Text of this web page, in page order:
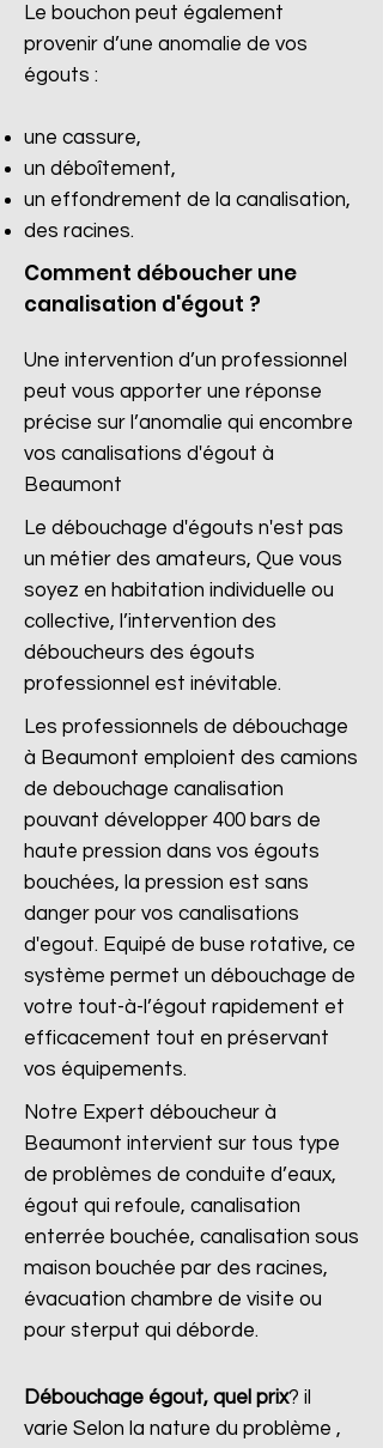
Le bouchon peut également
provenir d’une anomalie de vos
égouts :
une cassure,
un déboîtement,
un effondrement de la canalisation,
des racines.​
Comment déboucher une
canalisation d'égout ?
Une intervention d’un professionnel
peut vous apporter une réponse
précise sur l’anomalie qui encombre
vos canalisations d'égout à
Beaumont
Le débouchage d'égouts n'est pas
un métier des amateurs, Que vous
soyez en habitation individuelle ou
collective, l’intervention des
déboucheurs des égouts
professionnel est inévitable.
Les professionnels de débouchage
à Beaumont emploient des camions
de debouchage canalisation
pouvant développer 400 bars de
haute pression dans vos égouts
bouchées, la pression est sans
danger pour vos canalisations
d'egout. Equipé de buse rotative, ce
système permet un débouchage de
votre tout-à-l’égout rapidement et
efficacement tout en préservant
vos équipements.
Notre Expert déboucheur à
Beaumont intervient sur tous type
de problèmes de conduite d’eaux,
égout qui refoule, canalisation
enterrée bouchée, canalisation sous
maison bouchée par des racines,
évacuation chambre de visite ou
pour sterput qui déborde.
Débouchage égout, quel prix? il
varie Selon la nature du problème ,